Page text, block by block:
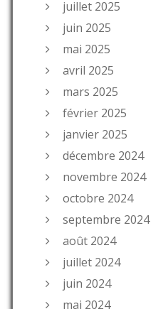
juillet 2025
juin 2025
mai 2025
avril 2025
mars 2025
février 2025
janvier 2025
décembre 2024
novembre 2024
octobre 2024
septembre 2024
août 2024
juillet 2024
juin 2024
mai 2024